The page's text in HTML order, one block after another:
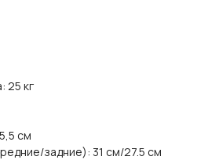
25 кг
см
задние): 31 см/27.5 см